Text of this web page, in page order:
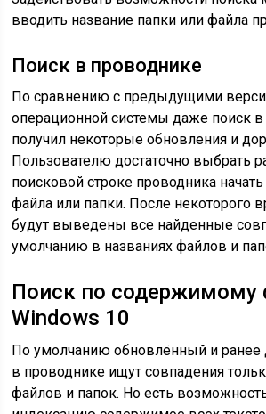
вводить название папки или файла
Поиск в проводнике
По сравнению с предыдущими
операционной системы даже поиск
получил некоторые обновления и
Пользователю достаточно выбрать
поисковой строке проводника
файла или папки. После некоторого
будут выведены все найденные
умолчанию в названиях файлов и
Поиск по содержимому
Windows 10
По умолчанию обновлённый и ранее
в проводнике ищут совпадения
файлов и папок. Но есть